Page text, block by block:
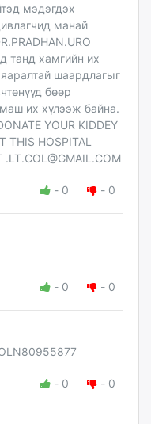
мэдэгдэх
манай
танд хамгийн их
шаардлагыг
бөөр
их хүлээж байна.
YOUR KIDDEY
THIS HOSPITAL
.LT.COL@GMAIL.COM
- 0 - 0
- 0 - 0
- 0 - 0